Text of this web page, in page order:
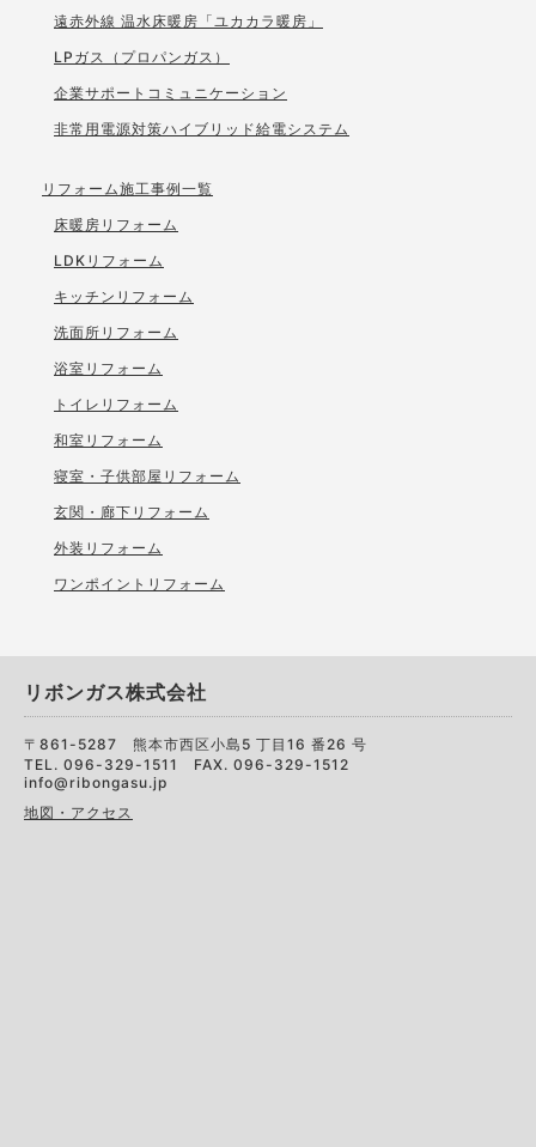
遠赤外線 温水床暖房「ユカカラ暖房」
LPガス（プロパンガス）
企業サポートコミュニケーション
非常用電源対策ハイブリッド給電システム
リフォーム施工事例一覧
床暖房リフォーム
LDKリフォーム
キッチンリフォーム
洗面所リフォーム
浴室リフォーム
トイレリフォーム
和室リフォーム
寝室・子供部屋リフォーム
玄関・廊下リフォーム
外装リフォーム
ワンポイントリフォーム
リボンガス株式会社
〒861-5287 熊本市西区小島5 丁目16 番26 号
TEL. 096-329-1511 FAX. 096-329-1512
info@ribongasu.jp
地図・アクセス